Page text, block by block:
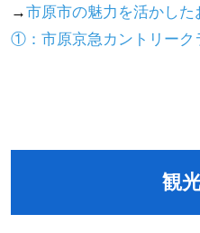
→市原市の魅力を活かし
①：市原京急カントリーク
観